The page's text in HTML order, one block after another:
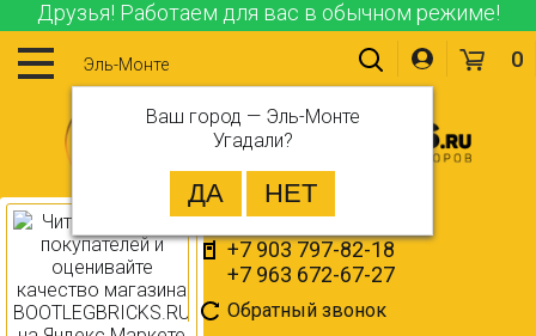
Друзья! Работаем для вас в обычном режиме!
Эль-Монте
Ваш город — Эль-Монте
Угадали?
+7 903 797-82-18
+7 963 672-67-27
Обратный звонок
0